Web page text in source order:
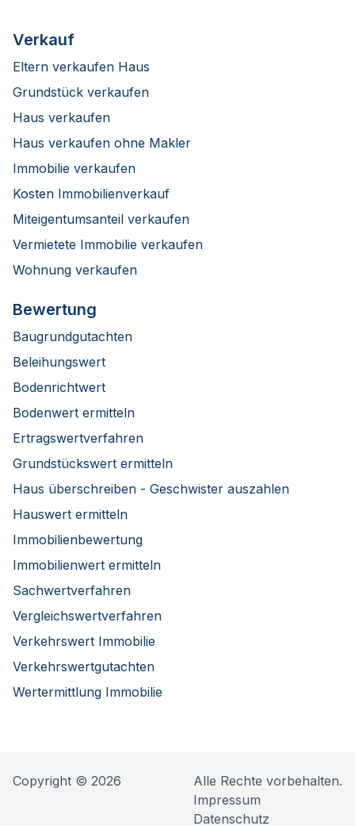
Verkauf
Eltern verkaufen Haus
Grundstück verkaufen
Haus verkaufen
Haus verkaufen ohne Makler
Immobilie verkaufen
Kosten Immobilienverkauf
Miteigentumsanteil verkaufen
Vermietete Immobilie verkaufen
Wohnung verkaufen
Bewertung
Baugrundgutachten
Beleihungswert
Bodenrichtwert
Bodenwert ermitteln
Ertragswertverfahren
Grundstückswert ermitteln
Haus überschreiben - Geschwister auszahlen
Hauswert ermitteln
Immobilienbewertung
Immobilienwert ermitteln
Sachwertverfahren
Vergleichswertverfahren
Verkehrswert Immobilie
Verkehrswertgutachten
Wertermittlung Immobilie
Copyright © 2026
Alle Rechte vorbehalten.
Impressum
Datenschutz